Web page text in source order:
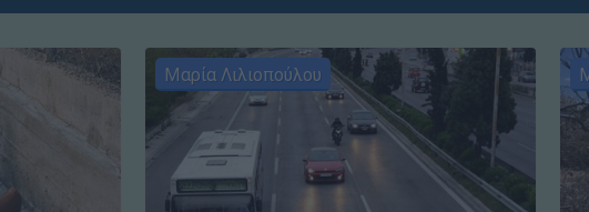
Μαρία Λιλιοπούλου